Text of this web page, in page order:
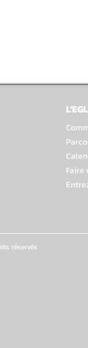
Faire
réservés